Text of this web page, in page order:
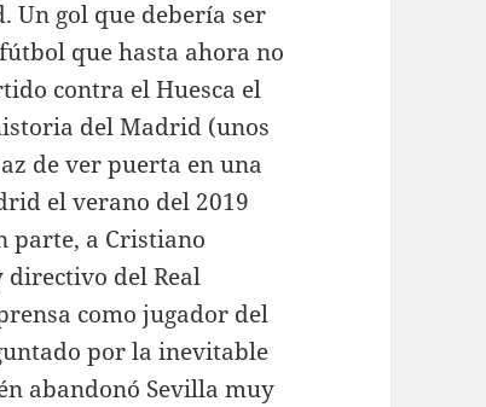
Un gol que debería ser
que hasta ahora no
contra el Huesca el
del Madrid (unos
de ver puerta en una
el verano del 2019
parte, a Cristiano
directivo del Real
como jugador del
por la inevitable
abandonó Sevilla muy